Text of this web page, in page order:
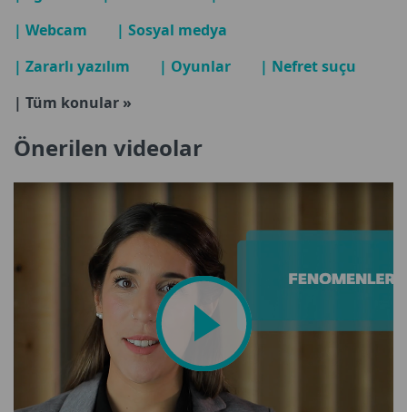
| Webcam
| Sosyal medya
| Zararlı yazılım
| Oyunlar
| Nefret suçu
| Tüm konular »
Önerilen videolar